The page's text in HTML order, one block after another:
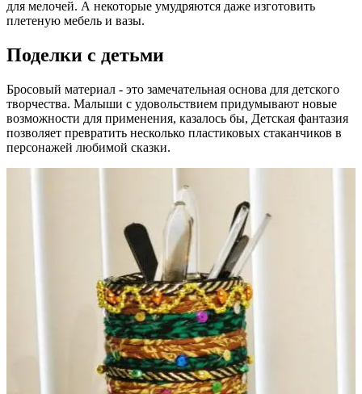
для мелочей. А некоторые умудряются даже изготовить
плетеную мебель и вазы.
Поделки с детьми
Бросовый материал - это замечательная основа для детского
творчества. Малыши с удовольствием придумывают новые
возможности для применения, казалось бы, Детская фантазия
позволяет превратить несколько пластиковых стаканчиков в
персонажей любимой сказки.